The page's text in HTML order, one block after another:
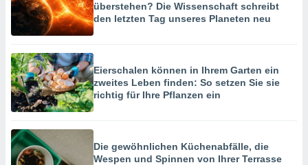
überstehen? Die Wissenschaft schreibt
den letzten Tag unseres Planeten neu
Eierschalen können in Ihrem Garten ein
zweites Leben finden: So setzen Sie sie
richtig für Ihre Pflanzen ein
Die gewöhnlichen Küchenabfälle, die
Wespen und Spinnen von Ihrer Terrasse